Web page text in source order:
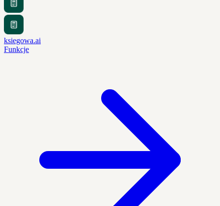
ksiegowa.ai
Funkcje